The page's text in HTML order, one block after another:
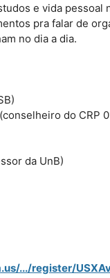
e vida pessoal
pra falar de
no dia a dia.
do CRP
da UnB)
.../register/